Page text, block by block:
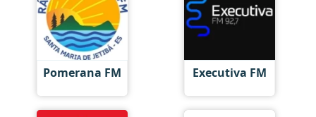
Pomerana FM Executiva FM